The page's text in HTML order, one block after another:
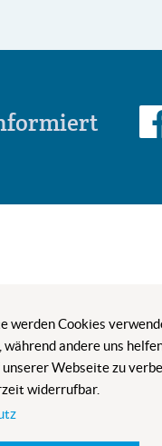
werden Cookies
während andere uns
Webseite zu
widerrufbar.